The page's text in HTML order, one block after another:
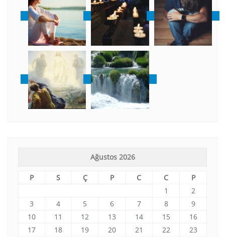
Ağustos 2026
P S Ç P C C
P
1
2
3
4 5 6 7 8
9
10
11 12 13 14 15
16
17
18 19 20 21 22
23